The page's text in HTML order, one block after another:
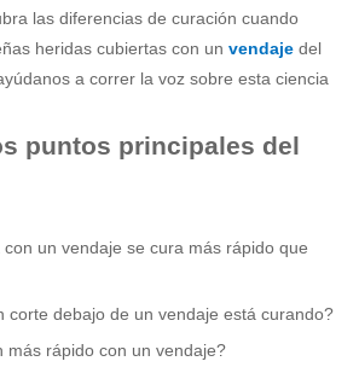
las diferencias de curación cuando
heridas cubiertas con un vendaje del
a correr la voz sobre esta ciencia
puntos principales del
un vendaje se cura más rápido que
corte debajo de un vendaje está curando?
más rápido con un vendaje?